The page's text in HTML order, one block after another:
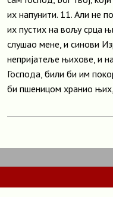
их напунити. 11. Али не
их пустих на вољу срца
слушао мене, и синови
непријатеље њихове, и
Господа, били би им
би пшеницом хранио